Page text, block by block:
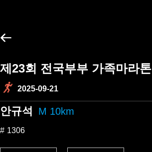
제23회 전국부부 가족마라톤
2025-09-21
안규석 M 10km
1306